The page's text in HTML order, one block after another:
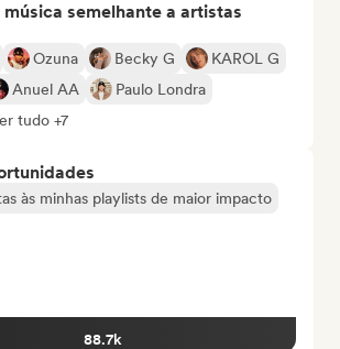
semelhante a artistas
Ozuna Becky G
KAROL G
Anuel AA
Paulo Londra
tudo +7
às minhas playlists de maior impacto
88.7k